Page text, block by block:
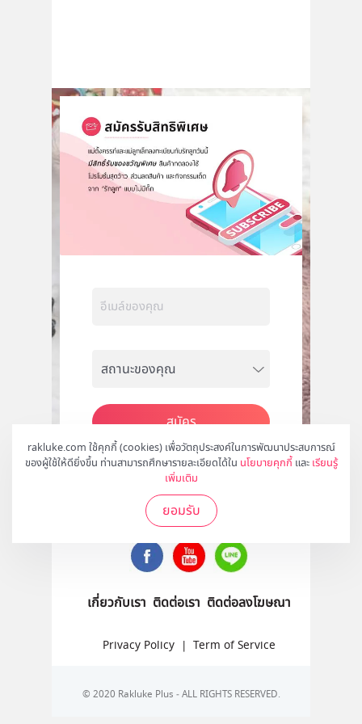
rakluke.com ใช้คุกกี้ (cookies) เพื่อวัตถุประสงค์ในการพัฒนาประสบการณ์
ของผู้ใช้ให้ดียิ่งขึ้น ท่านสามารถศึกษารายละเอียดได้ใน นโยบายคุกกี้ และ เรียนรู้
เพิ่มเติม
ยอมรับ
สมัคร
ติดตามเราได้ที่
เกี่ยวกับเรา ติดต่อเรา ติดต่อลงโฆษณา
Privacy Policy | Term of Service
© 2020 Rakluke Plus - ALL RIGHTS RESERVED.